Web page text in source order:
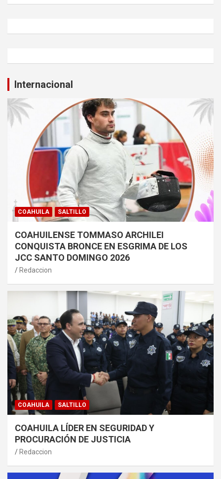
Internacional
COAHUILA SALTILLO
COAHUILENSE TOMMASO ARCHILEI
CONQUISTA BRONCE EN ESGRIMA DE LOS
JCC SANTO DOMINGO 2026
Redaccion
COAHUILA SALTILLO
COAHUILA LÍDER EN SEGURIDAD Y
PROCURACIÓN DE JUSTICIA
Redaccion